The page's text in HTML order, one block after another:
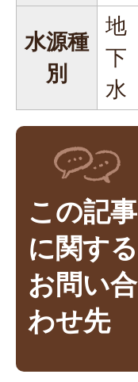
水源種
別
地
下
水
この記事
に関する
お問い合
わせ先